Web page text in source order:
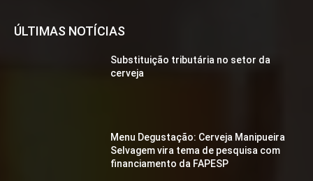
ÚLTIMAS NOTÍCIAS
Substituição tributária no setor da
cerveja
Menu Degustação: Cerveja Manipueira
Selvagem vira tema de pesquisa com
financiamento da FAPESP